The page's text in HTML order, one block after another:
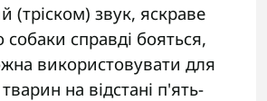
(тріском) звук, яскраве
собаки справді бояться,
використовувати для
на відстані п'ять-